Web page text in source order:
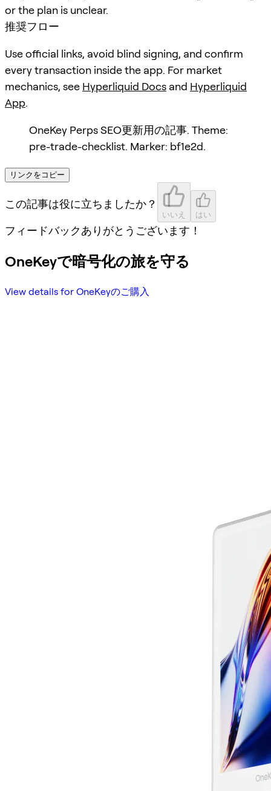
or the plan is unclear.
推奨フロー
Use official links, avoid blind signing, and confirm
every transaction inside the app. For market
mechanics, see Hyperliquid Docs and Hyperliquid
App.
OneKey Perps SEO更新用の記事. Theme:
pre-trade-checklist. Marker: bf1e2d.
リンクをコピー
この記事は役に立ちましたか？
いいえ はい
フィードバックありがとうございます！
OneKeyで暗号化の旅を守る
View details for OneKeyのご購入